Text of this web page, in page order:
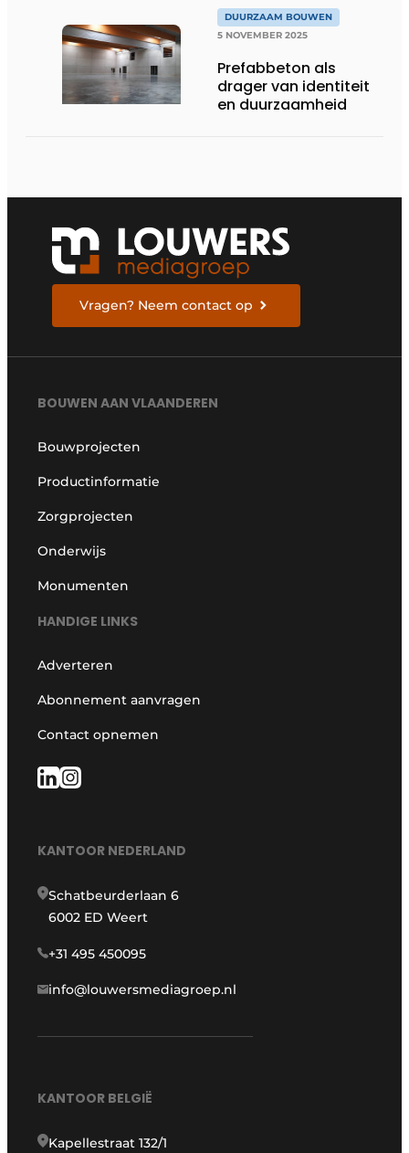
DUURZAAM BOUWEN
5 NOVEMBER 2025
Prefabbeton als
drager van identiteit
en duurzaamheid
Vragen? Neem contact op
BOUWEN AAN VLAANDEREN
Bouwprojecten
Productinformatie
Zorgprojecten
Onderwijs
Monumenten
HANDIGE LINKS
Adverteren
Abonnement aanvragen
Contact opnemen
KANTOOR NEDERLAND
Schatbeurderlaan 6
6002 ED Weert
+31 495 450095
info@louwersmediagroep.nl
KANTOOR BELGIË
Kapellestraat 132/1